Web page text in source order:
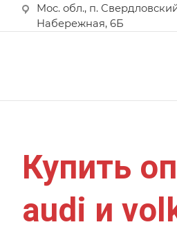
Мос. обл., п.
Набережная, 6Б
Купить
audi и